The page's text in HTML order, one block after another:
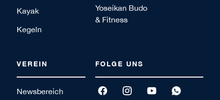
Kayak
Kegeln
Yoseikan Budo
& Fitness
VEREIN
Newsbereich
FOLGE UNS